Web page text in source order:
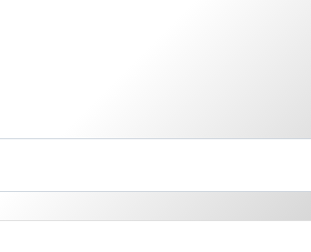
обладнання та розхідний матеріал.